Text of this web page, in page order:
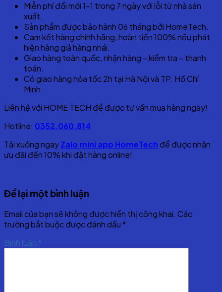
Miễn phí đổi mới 1-1 trong 7 ngày với lỗi từ nhà sản
xuất.
Sản phẩm được bảo hành 06 tháng bởi HomeTech.
Cam kết hàng chính hãng, hoàn tiền 100% nếu phát
hiện hàng giả hàng nhái.
Giao hàng toàn quốc, nhận hàng – kiểm tra – thanh
toán.
Có giao hàng hỏa tốc 2h tại Hà Nội và TP. Hồ Chí
Minh.
Liên hệ với HOME TECH để được tư vấn mua hàng ngay!
Hotline: 0352.060.814
Tải xuống ngayZalo mini app HomeTech để được nhận
ưu đãi đến 10% khi đặt hàng online!
Để lại một bình luận
Email của bạn sẽ không được hiển thị công khai. Các
trường bắt buộc được đánh dấu*
Bình luận *